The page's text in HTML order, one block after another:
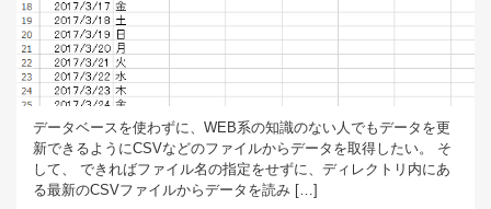
データベースを使わずに、WEB系の知識のない人でもデータを更
新できるようにCSVなどのファイルからデータを取得したい。 そ
して、 できればファイル名の指定をせずに、ディレクトリ内にあ
る最新のCSVファイルからデータを読み […]